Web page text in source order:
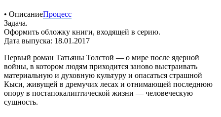
• ОписаниеПроцесс
Задача.
Оформить обложку книги, входящей в серию.
Дата выпуска: 18.01.2017
Первый роман Татьяны Толстой — о мире после ядерной
войны, в котором людям приходится заново выстраивать
материальную и духовную культуру и опасаться страшной
Кыси, живущей в дремучих лесах и отнимающей последнюю
опору в постапокалиптической жизни — человеческую
сущность.